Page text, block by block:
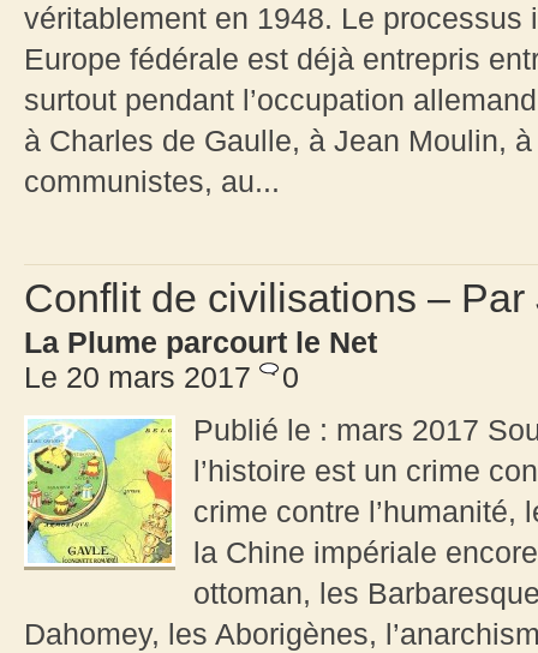
véritablement en 1948. Le processus
Europe fédérale est déjà entrepris
surtout pendant l’occupation
à Charles de Gaulle, à Jean Moulin,
communistes, au...
Conflit de civilisations –
La Plume parcourt le Net
Le 20 mars 2017
0
Publié le : mars 2017
l’histoire est un crime
crime contre l’humanité,
la Chine impériale
ottoman, les
Dahomey, les Aborigènes,